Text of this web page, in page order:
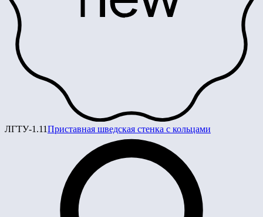
ЛГТУ-1.11Приставная шведская стенка с кольцами